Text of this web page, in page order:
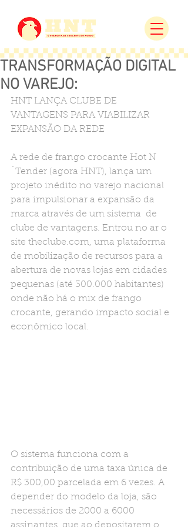
TRANSFORMAÇÃO DIGITAL
NO VAREJO:
HNT LANÇA CLUBE DE
VANTAGENS PARA VIABILIZAR
EXPANSÃO DA REDE
A rede de frango crocante Hot N
´Tender (agora HNT), lança um
projeto inédito no varejo nacional
para impulsionar a expansão da
marca através de um sistema  de
clube de vantagens. Entrou no ar o
site theclube.com, uma plataforma
de mobilização de recursos para a
abertura de novas lojas em cidades
pequenas (até 300.000 habitantes)
onde não há o mix de frango
crocante, gerando impacto social e
econômico local.
O sistema funciona com a
contribuição de uma taxa única de
R$ 300,00 parcelada em 6 vezes. A
depender do modelo da loja, são
necessários de 2000 a 6000
assinantes, que ao depositarem o